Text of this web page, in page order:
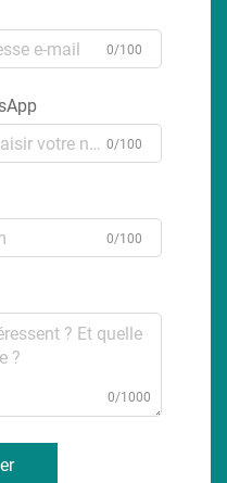
0/100
0/100
0/100
0/1000